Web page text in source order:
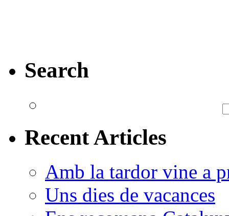
Search
Recent Articles
Amb la tardor vine a
Uns dies de vacances